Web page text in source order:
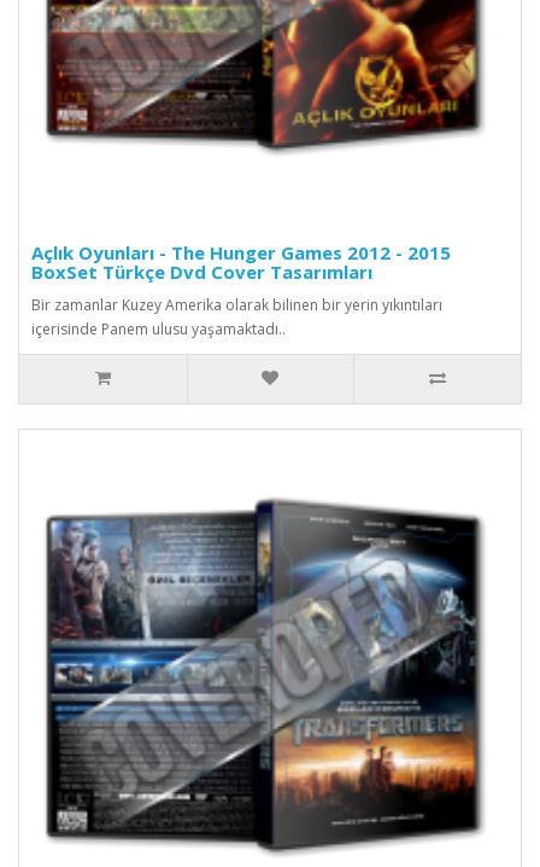
Açlık Oyunları - The Hunger Games 2012 - 2015
BoxSet Türkçe Dvd Cover Tasarımları
Bir zamanlar Kuzey Amerika olarak bilinen bir yerin yıkıntıları
içerisinde Panem ulusu yaşamaktadı..